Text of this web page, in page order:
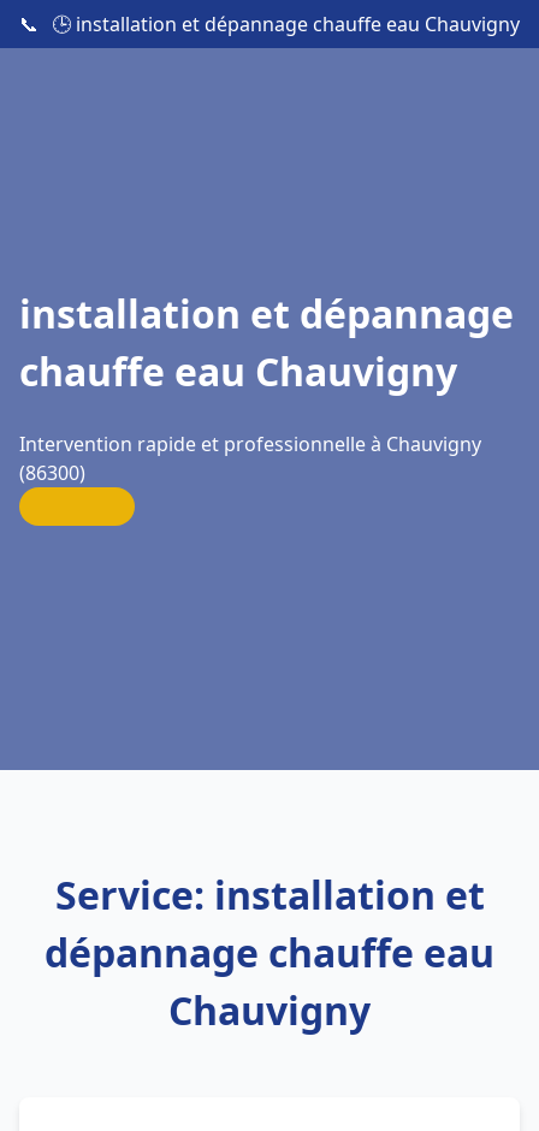
📞 🕒 installation et dépannage chauffe eau Chauvigny
installation et dépannage
chauffe eau Chauvigny
Intervention rapide et professionnelle à Chauvigny
(86300)
Service: installation et
dépannage chauffe eau
Chauvigny